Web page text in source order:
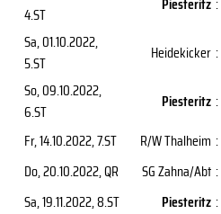
4.ST
Sa, 01.10.2022,
5.ST
Heidekicker :
So, 09.10.2022,
6.ST
Piesteritz :
Fr, 14.10.2022, 7.ST R/W Thalheim :
Do, 20.10.2022, QR SG Zahna/Abt :
Sa, 19.11.2022, 8.ST Piesteritz :